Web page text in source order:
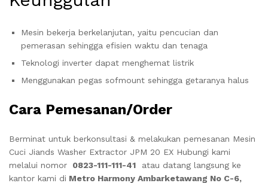
Mesin bekerja berkelanjutan, yaitu pencucian dan
pemerasan sehingga efisien waktu dan tenaga
Teknologi inverter dapat menghemat listrik
Menggunakan pegas sofmount sehingga getaranya halus
Cara Pemesanan/Order
Berminat untuk berkonsultasi & melakukan pemesanan Mesin
Cuci Jiands Washer Extractor JPM 20 EX Hubungi kami
melalui nomor
0823-111-111-41 atau datang langsung ke
kantor kami di Metro Harmony Ambarketawang No C-6,